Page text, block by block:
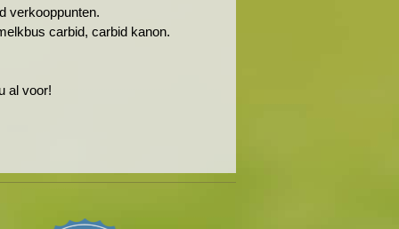
verkooppunten.
carbid, carbid kanon.
al voor!